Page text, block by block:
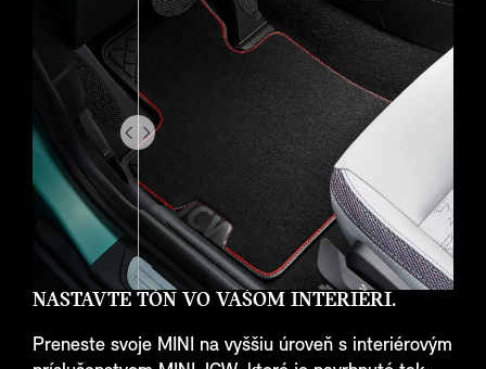
NASTAVTE TÓN VO VAŠOM INTERIÉRI.
Preneste svoje MINI na vyššiu úroveň s interiérovým
Drag
do
something